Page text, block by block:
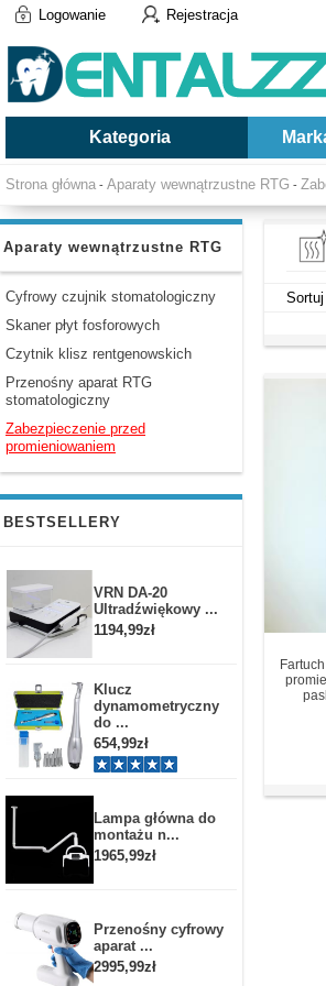
Logowanie Rejestracja
Kategoria
Strona główna - Aparaty wewnątrzustne RTG -
Aparaty wewnątrzustne RTG
Cyfrowy czujnik stomatologiczny
Skaner płyt fosforowych
Czytnik klisz rentgenowskich
Przenośny aparat RTG
stomatologiczny
Zabezpieczenie przed
promieniowaniem
BESTSELLERY
VRN DA-20
Ultradźwiękowy ...
1194,99zł
Klucz
dynamometryczny
do ...
654,99zł
Lampa główna do
montażu n...
1965,99zł
Przenośny cyfrowy
aparat ...
2995,99zł